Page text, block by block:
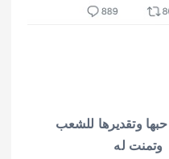
arحبها وتقديرها للشعب
وتمنت له